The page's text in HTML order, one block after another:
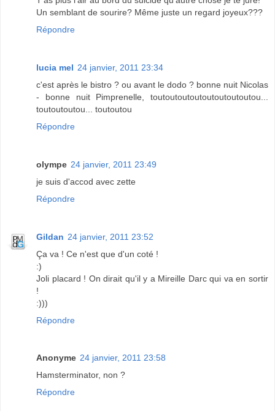
Un semblant de sourire? Même juste un regard joyeux???
Répondre
lucia mel 24 janvier, 2011 23:34
c'est après le bistro ? ou avant le dodo ? bonne nuit Nicolas
- bonne nuit Pimprenelle, toutoutoutoutoutoutoutoutou...
toutoutoutou... toutoutou
Répondre
olympe 24 janvier, 2011 23:49
je suis d'accod avec zette
Répondre
Gildan 24 janvier, 2011 23:52
Ça va ! Ce n'est que d'un coté !
:)
Joli placard ! On dirait qu'il y a Mireille Darc qui va en sortir
!
:)))
Répondre
Anonyme 24 janvier, 2011 23:58
Hamsterminator, non ?
Répondre